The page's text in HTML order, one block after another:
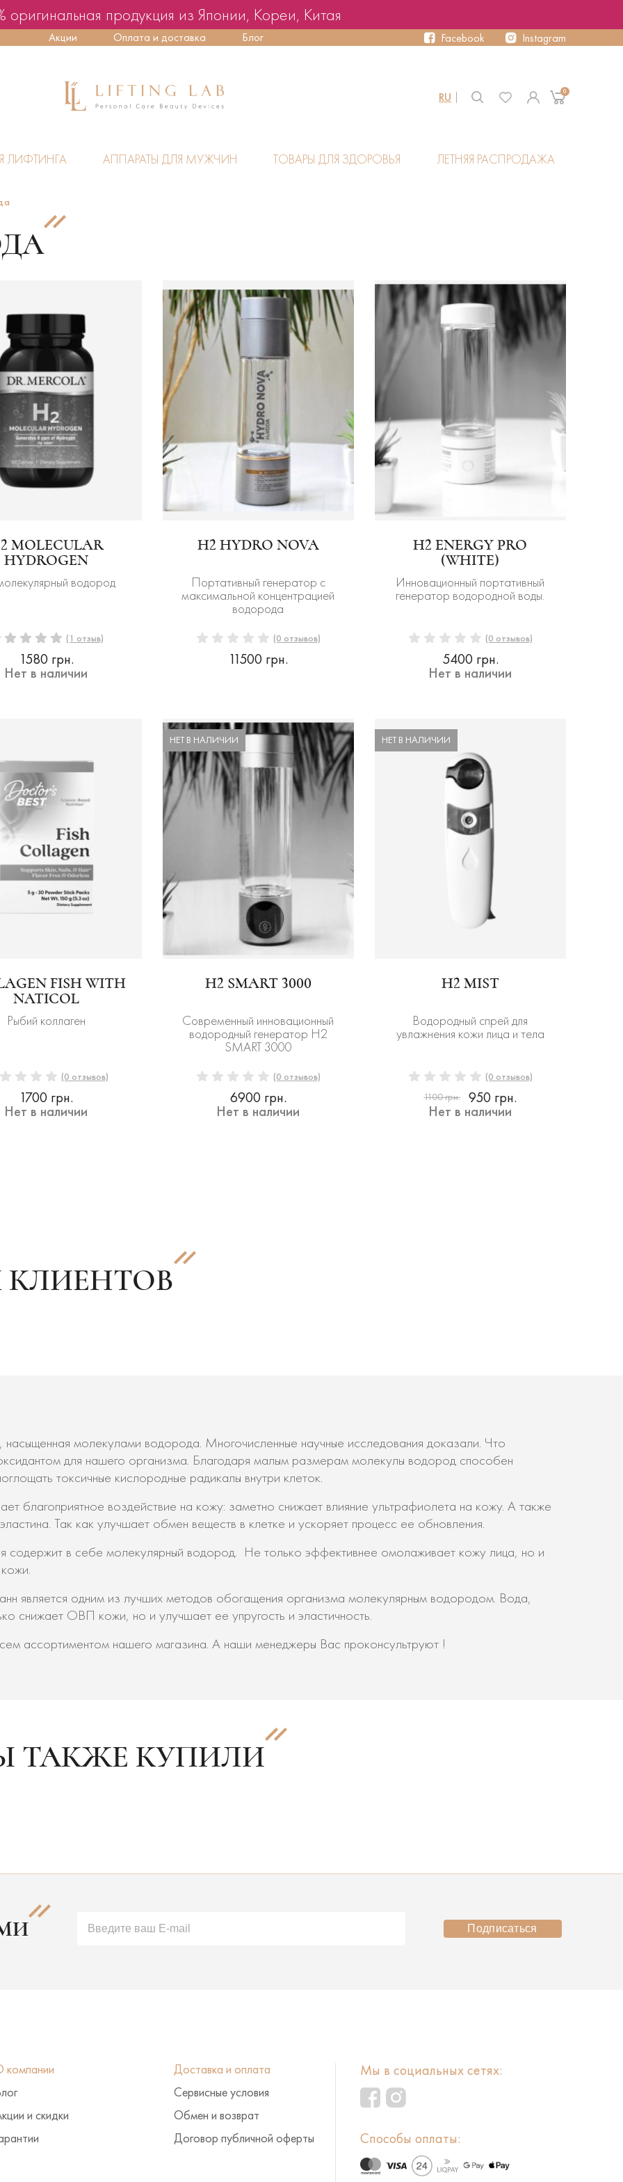
оригинальная продукция из Японии, Кореи, Китая
Акции Оплата и доставка Блог Facebook Instagram
RU 0
ЛИФТИНГА АППАРАТЫ ДЛЯ МУЖЧИН ТОВАРЫ ДЛЯ ЗДОРОВЬЯ ЛЕТНЯЯ РАСПРОДАЖА
MOLECULAR
HYDROGEN
водород
(1 отзыв)
1580 грн.
Нет в наличии
H2 HYDRO NOVA
Портативный генератор с
максимальной концентрацией
водорода
(0 отзывов)
11500 грн.
H2 ENERGY PRO
(WHITE)
Инновационный портативный
генератор водородной воды.
(0 отзывов)
5400 грн.
Нет в наличии
FISH WITH
NATICOL
Рыбий коллаген
(0 отзывов)
1700 грн.
Нет в наличии
НЕТ В НАЛИЧИИ
H2 SMART 3000
Современный инновационный
водородный генератор H2
SMART 3000
(0 отзывов)
6900 грн.
Нет в наличии
НЕТ В НАЛИЧИИ
H2 MIST
Водородный спрей для
увлажнения кожи лица и тела
(0 отзывов)
1100 грн.
950 грн.
Нет в наличии
молекулами водорода. Многочисленные научные исследования доказали. Что
для нашего организма. Благодаря малым размерам молекулы водород способен
токсичные кислородные радикалы внутри клеток.
благоприятное воздействие на кожу: заметно снижает влияние ультрафиолета на кожу. А также
Так как улучшает обмен веществ в клетке и ускоряет процесс ее обновления.
содержит в себе молекулярный водород. Не только эффективнее омолаживает кожу лица, но и
является одним из лучших методов обогащения организма молекулярным водородом. Вода,
снижает ОВП кожи, но и улучшает ее упругость и эластичность.
ассортиментом нашего магазина. А наши менеджеры Вас проконсультруют !
ТАКЖЕ КУПИЛИ
Подписаться
компании
и скидки
Доставка и оплата
Сервисные условия
Обмен и возврат
Договор публичной оферты
Мы в социальных сетях:
Способы оплаты: